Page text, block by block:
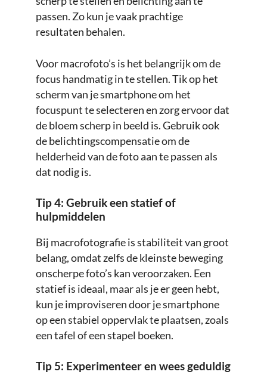
passen. Zo kun je vaak prachtige
resultaten behalen.
Voor macrofoto’s is het belangrijk om de
focus handmatig in te stellen. Tik op het
scherm van je smartphone om het
focuspunt te selecteren en zorg ervoor dat
de bloem scherp in beeld is. Gebruik ook
de belichtingscompensatie om de
helderheid van de foto aan te passen als
dat nodig is.
Tip 4: Gebruik een statief of
hulpmiddelen
Bij macrofotografie is stabiliteit van groot
belang, omdat zelfs de kleinste beweging
onscherpe foto’s kan veroorzaken. Een
statief is ideaal, maar als je er geen hebt,
kun je improviseren door je smartphone
op een stabiel oppervlak te plaatsen, zoals
een tafel of een stapel boeken.
Tip 5: Experimenteer en wees geduldig